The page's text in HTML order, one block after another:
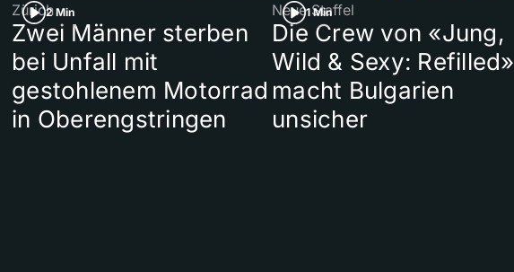
2 Min
Zürich
Zwei Männer sterben
bei Unfall mit
gestohlenem Motorrad
in Oberengstringen
1 Min
Neue Staffel
Die Crew von «Jung,
Wild & Sexy: Refilled»
macht Bulgarien
unsicher